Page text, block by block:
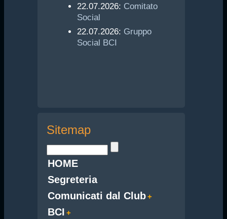
22.07.2026: Comitato
Social
22.07.2026: Gruppo
Social BCI
Sitemap
HOME
Segreteria
Comunicati dal Club
BCI